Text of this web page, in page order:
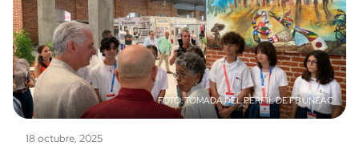
TOMADA DEL PERFIL DE FB UNEAC
18 octubre, 2025